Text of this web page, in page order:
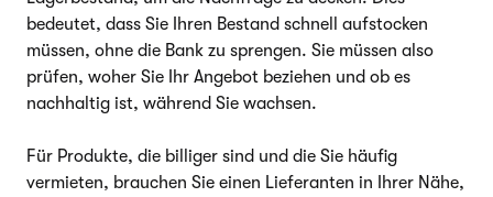
bedeutet, dass Sie Ihren Bestand schnell aufstocken
müssen, ohne die Bank zu sprengen. Sie müssen also
prüfen, woher Sie Ihr Angebot beziehen und ob es
nachhaltig ist, während Sie wachsen.
Für Produkte, die billiger sind und die Sie häufig
vermieten, brauchen Sie einen Lieferanten in Ihrer Nähe,